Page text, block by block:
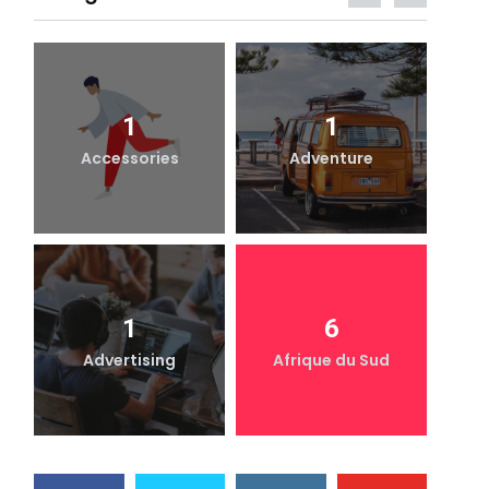
1
Accessories
1
Adventure
1
Advertising
6
Afrique du Sud